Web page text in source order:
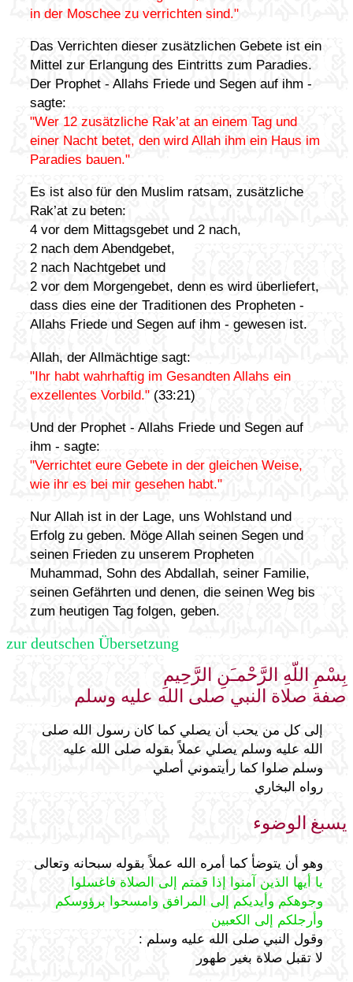
in der Moschee zu verrichten sind."
Das Verrichten dieser zusätzlichen Gebete ist ein
Mittel zur Erlangung des Eintritts zum Paradies.
Der Prophet - Allahs Friede und Segen auf ihm -
sagte:
"Wer 12 zusätzliche Rak’at an einem Tag und
einer Nacht betet, den wird Allah ihm ein Haus im
Paradies bauen."
Es ist also für den Muslim ratsam, zusätzliche
Rak’at zu beten:
4 vor dem Mittagsgebet und 2 nach,
2 nach dem Abendgebet,
2 nach Nachtgebet und
2 vor dem Morgengebet, denn es wird überliefert,
dass dies eine der Traditionen des Propheten -
Allahs Friede und Segen auf ihm - gewesen ist.
Allah, der Allmächtige sagt:
"Ihr habt wahrhaftig im Gesandten Allahs ein
exzellentes Vorbild." (33:21)
Und der Prophet - Allahs Friede und Segen auf
ihm - sagte:
"Verrichtet eure Gebete in der gleichen Weise,
wie ihr es bei mir gesehen habt."
Nur Allah ist in der Lage, uns Wohlstand und
Erfolg zu geben. Möge Allah seinen Segen und
seinen Frieden zu unserem Propheten
Muhammad, Sohn des Abdallah, seiner Familie,
seinen Gefährten und denen, die seinen Weg bis
zum heutigen Tag folgen, geben.
zur deutschen Übersetzung
بِسْمِ اللّهِ الرَّحْمـَنِ الرَّحِيمِ
صفة صلاة النبي صلى الله عليه وسلم
إلى كل من يحب أن يصلي كما كان رسول الله صلى
الله عليه وسلم يصلي عملاً بقوله صلى الله عليه
وسلم صلوا كما رأيتموني أصلي
رواه البخاري
يسبغ الوضوء
وهو أن يتوضأ كما أمره الله عملاً بقوله سبحانه وتعالى
يا أيها الذين آمنوا إذا قمتم إلى الصلاة فاغسلوا
وجوهكم وأيديكم إلى المرافق وامسحوا برؤوسكم
وأرجلكم إلى الكعبين
وقول النبي صلى الله عليه وسلم :
لا تقبل صلاة بغير طهور